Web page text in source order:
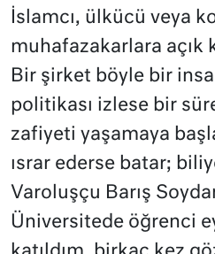
İslamcı, ülkücü veya
muhafazakarlara açık
Bir şirket böyle bir
politikası izlese bir
zafiyeti yaşamaya
ısrar ederse batar;
Varoluşçu Barış
Üniversitede öğrenci